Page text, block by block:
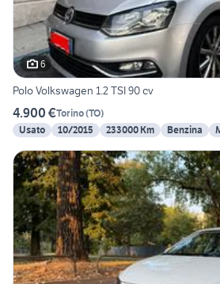
6
Polo Volkswagen 1.2 TSI 90 cv
4.900 €Torino(TO)
Usato
10/2015 233000 Km Benzina